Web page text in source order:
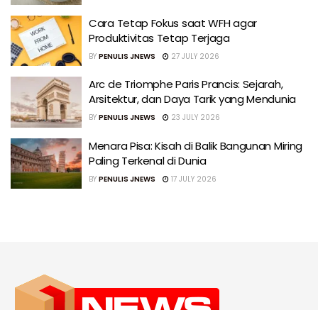
Cara Tetap Fokus saat WFH agar
Produktivitas Tetap Terjaga
BY PENULIS JNEWS 27 JULY 2026
Arc de Triomphe Paris Prancis: Sejarah,
Arsitektur, dan Daya Tarik yang Mendunia
BY PENULIS JNEWS 23 JULY 2026
Menara Pisa: Kisah di Balik Bangunan Miring
Paling Terkenal di Dunia
BY PENULIS JNEWS 17 JULY 2026